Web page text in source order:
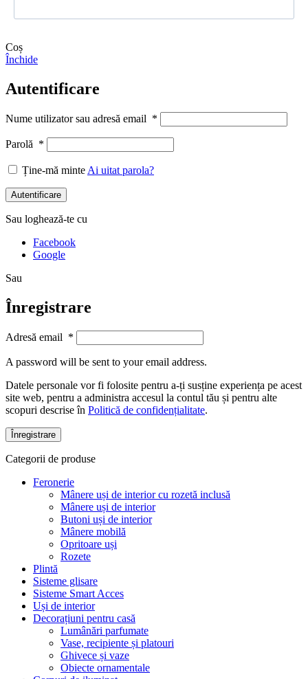
Coș
Închide
Autentificare
Nume utilizator sau adresă email *
Parolă *
Ține-mă minte Ai uitat parola?
Autentificare
Sau loghează-te cu
Facebook
Google
Sau
Înregistrare
Adresă email *
A password will be sent to your email address.
Datele personale vor fi folosite pentru a-ți susține experiența pe acest
site web, pentru a administra accesul la contul tău și pentru alte
scopuri descrise în Politică de confidențialitate.
Înregistrare
Categorii de produse
Feronerie
Mânere uși de interior cu rozetă inclusă
Mânere uși de interior
Butoni uși de interior
Mânere mobilă
Opritoare uși
Rozete
Plintă
Sisteme glisare
Sisteme Smart Acces
Uși de interior
Decorațiuni pentru casă
Lumânări parfumate
Vase, recipiente și platouri
Ghivece și vaze
Obiecte ornamentale